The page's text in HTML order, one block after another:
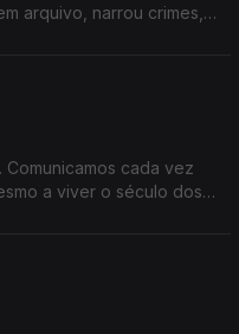
arquivo, narrou crimes,
cada vez
a viver o século dos